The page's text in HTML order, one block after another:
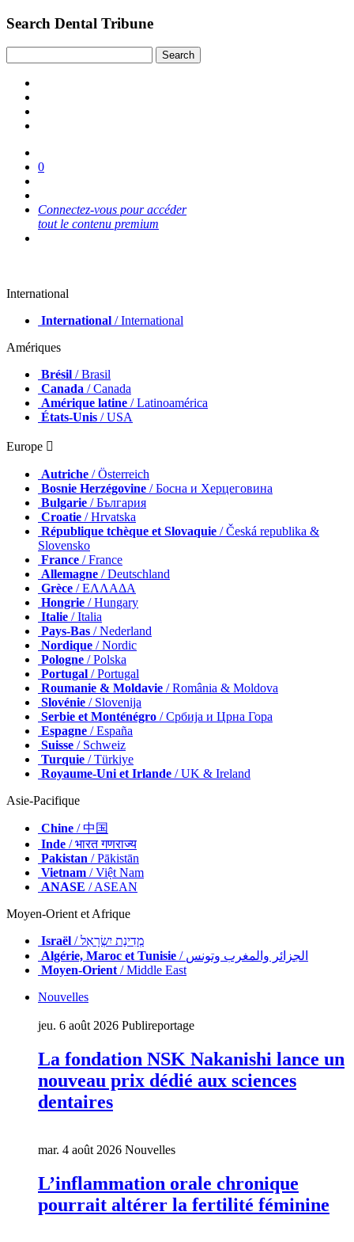
Search Dental Tribune
0
Connectez-vous pour accéder
tout le contenu premium
International
International / International
Amériques
Brésil / Brasil
Canada / Canada
Amérique latine / Latinoamérica
États-Unis / USA
Europe 
Autriche / Österreich
Bosnie Herzégovine / Босна и Херцеговина
Bulgarie / България
Croatie / Hrvatska
République tchèque et Slovaquie / Česká republika &
Slovensko
France / France
Allemagne / Deutschland
Grèce / ΕΛΛΑΔΑ
Hongrie / Hungary
Italie / Italia
Pays-Bas / Nederland
Nordique / Nordic
Pologne / Polska
Portugal / Portugal
Roumanie & Moldavie / România & Moldova
Slovénie / Slovenija
Serbie et Monténégro / Србија и Црна Гора
Espagne / España
Suisse / Schweiz
Turquie / Türkiye
Royaume-Uni et Irlande / UK & Ireland
Asie-Pacifique
Chine / 中国
Inde / भारत गणराज्य
Pakistan / Pākistān
Vietnam / Việt Nam
ANASE / ASEAN
Moyen-Orient et Afrique
Israël
/ מְדִינַת יִשְׂרָאֵל
Algérie, Maroc et Tunisie
/ الجزائر والمغرب وتونس
Moyen-Orient/ Middle East
Nouvelles
jeu. 6 août 2026 Publireportage
La fondation NSK Nakanishi lance un
nouveau prix dédié aux sciences
dentaires
mar. 4 août 2026 Nouvelles
L’inflammation orale chronique
pourrait altérer la fertilité féminine